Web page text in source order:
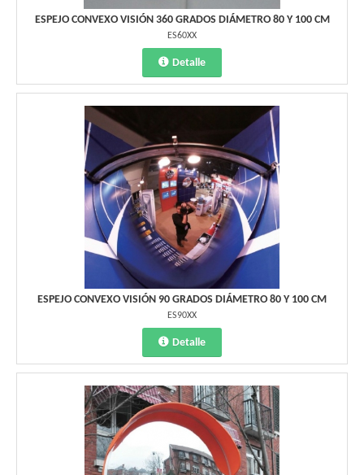
ESPEJO CONVEXO VISIÓN 360 GRADOS DIÁMETRO 80 Y 100 CM
ES60XX
Detalle
ESPEJO CONVEXO VISIÓN 90 GRADOS DIÁMETRO 80 Y 100 CM
ES90XX
Detalle